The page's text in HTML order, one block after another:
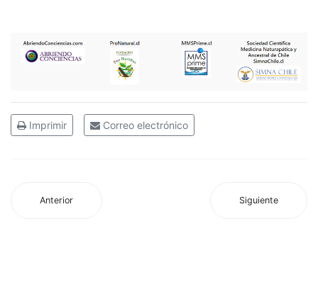
Imprimir Correo electrónico
Anterior Siguiente